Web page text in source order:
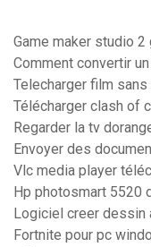
Game maker studio
Comment convertir
Telecharger film
Télécharger clash of
Regarder la tv
Envoyer des
Vlc media player
Hp photosmart 5520
Logiciel creer dessin
Fortnite pour pc